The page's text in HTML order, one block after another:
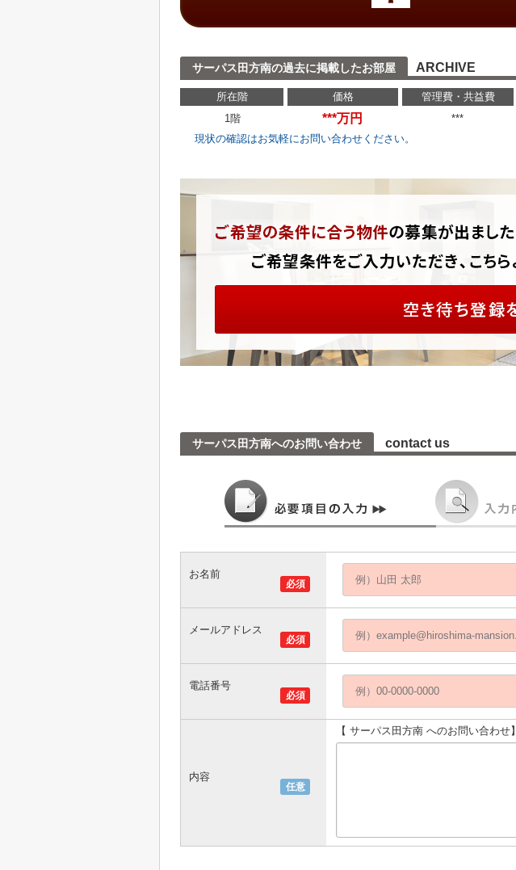
サーパス田方南の過去に掲載したお部屋 ARCHIVE
所在階 価格 管理費・共益費
1階
***万円 ***
現状の確認はお気軽にお問い合わせください。
サーパス田方南へのお問い合わせ contact us
必須
お名前
必須
メールアドレス
必須
電話番号
任意
内容
【 サーパス田方南 へのお問い合わせ】